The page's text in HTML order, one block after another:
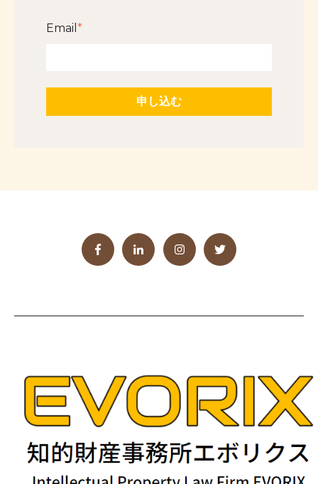
Email *